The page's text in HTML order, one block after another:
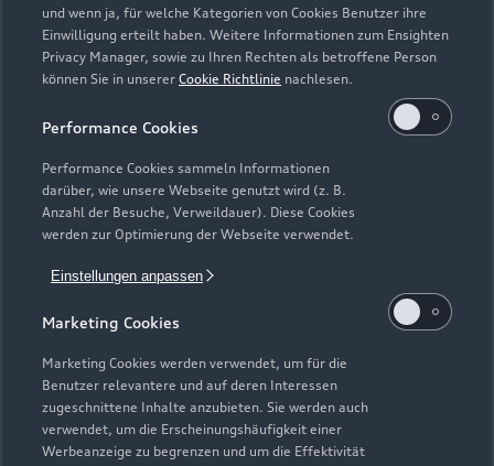
und wenn ja, für welche Kategorien von Cookies Benutzer ihre
Einwilligung erteilt haben. Weitere Informationen zum Ensighten
Privacy Manager, sowie zu Ihren Rechten als betroffene Person
können Sie in unserer Cookie Richtlinie nachlesen.
Performance Cookies
Performance Cookies sammeln Informationen
darüber, wie unsere Webseite genutzt wird (z. B.
Anzahl der Besuche, Verweildauer). Diese Cookies
werden zur Optimierung der Webseite verwendet.
Einstellungen anpassen
Marketing Cookies
Marketing Cookies werden verwendet, um für die
Benutzer relevantere und auf deren Interessen
zugeschnittene Inhalte anzubieten. Sie werden auch
verwendet, um die Erscheinungshäufigkeit einer
Werbeanzeige zu begrenzen und um die Effektivität
Modelle
Elektromodelle
Plug-in-Hybride
Neuwagensuche
Gebrauchtwagensuche
Geschäftskunden
Service & Zubehör
Saisonale Angebote
Audi Services
Garantie
Audi digital services
myAudi
Support
Audi Code
Häufige Fragen (FAQ)
Über Audi
Unternehmen
Karriere
Investor Relations